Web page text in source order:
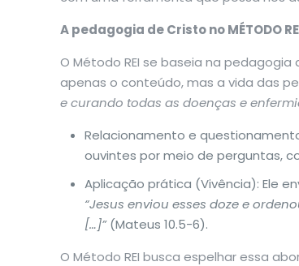
A pedagogia de Cristo no MÉTODO
O Método REI se baseia na
apenas o conteúdo, mas a vida das
e curando todas as doenças e
Relacionamento e
ouvintes por meio de perguntas,
Aplicação prática (Vivência): Ele
“Jesus enviou esses doze e
[…]”(Mateus 10.5-6).
O Método REI busca espelhar essa